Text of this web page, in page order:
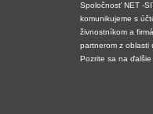
Spoločnosť NET -
komunikujeme s
živnostníkom a
partnerom z oblasti
Pozrite sa na